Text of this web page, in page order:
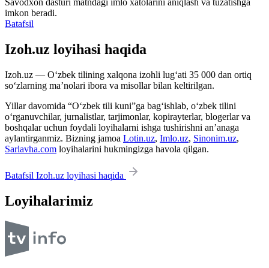
imkon beradi.
Batafsil
Izoh.uz loyihasi haqida
Izoh.uz — O‘zbek tilining xalqona izohli lug‘ati 35 000 dan ortiq
so‘zlarning ma’nolari ibora va misollar bilan keltirilgan.
Yillar davomida “O‘zbek tili kuni”ga bag‘ishlab, o‘zbek tilini
o‘rganuvchilar, jurnalistlar, tarjimonlar, kopirayterlar, blogerlar va
boshqalar uchun foydali loyihalarni ishga tushirishni an’anaga
aylantirganmiz. Bizning jamoa Lotin.uz, Imlo.uz, Sinonim.uz,
Sarlavha.com loyihalarini hukmingizga havola qilgan.
Batafsil Izoh.uz loyihasi haqida
Loyihalarimiz